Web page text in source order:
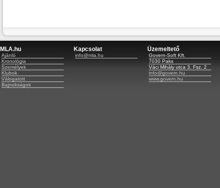
MLA.hu
Ajánló
Kronológia
Személyek
Klubok
Válogatott
Bajnokságok
Kapcsolat
info@mla.hu
Üzemeltető
Govern-Soft Kft.
7030 Paks
Váci Mihály utca 3. Fsz. 2
info@govern.hu
www.govern.hu